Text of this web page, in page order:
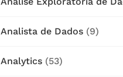
Analista de Dados (9)
Analytics (53)